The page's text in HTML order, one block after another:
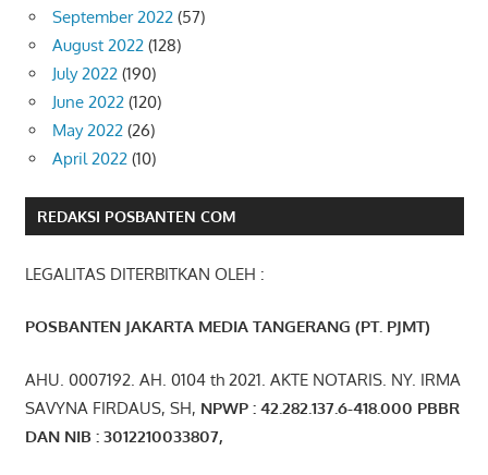
September 2022 (57)
August 2022 (128)
July 2022 (190)
June 2022 (120)
May 2022 (26)
April 2022 (10)
REDAKSI POSBANTEN COM
LEGALITAS DITERBITKAN OLEH :
POSBANTEN JAKARTA MEDIA TANGERANG (PT. PJMT)
AHU. 0007192. AH. 0104 th 2021. AKTE NOTARIS. NY. IRMA
SAVYNA FIRDAUS, SH, NPWP : 42. 282 .137.6-418.000 PBBR
DAN NIB :3012210033807,